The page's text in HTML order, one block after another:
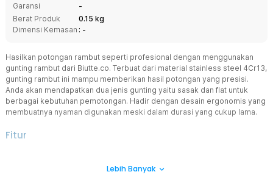
Garansi
-
Berat Produk
0.15 kg
Dimensi Kemasan : -
Hasilkan potongan rambut seperti profesional dengan menggunakan
gunting rambut dari Biutte.co. Terbuat dari material stainless steel 4Cr13,
gunting rambut ini mampu memberikan hasil potongan yang presisi.
Anda akan mendapatkan dua jenis gunting yaitu sasak dan flat untuk
berbagai kebutuhan pemotongan. Hadir dengan desain ergonomis yang
membuatnya nyaman digunakan meski dalam durasi yang cukup lama.
Fitur
Hadir dengan dua jenis gunting yaitu sasak dan flat untuk hasil
Lebih Banyak